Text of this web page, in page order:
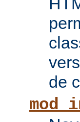
de